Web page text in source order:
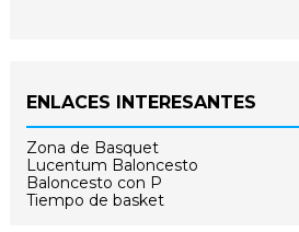
ENLACES INTERESANTES
Zona de Basquet
Lucentum Baloncesto
Baloncesto con P
Tiempo de basket